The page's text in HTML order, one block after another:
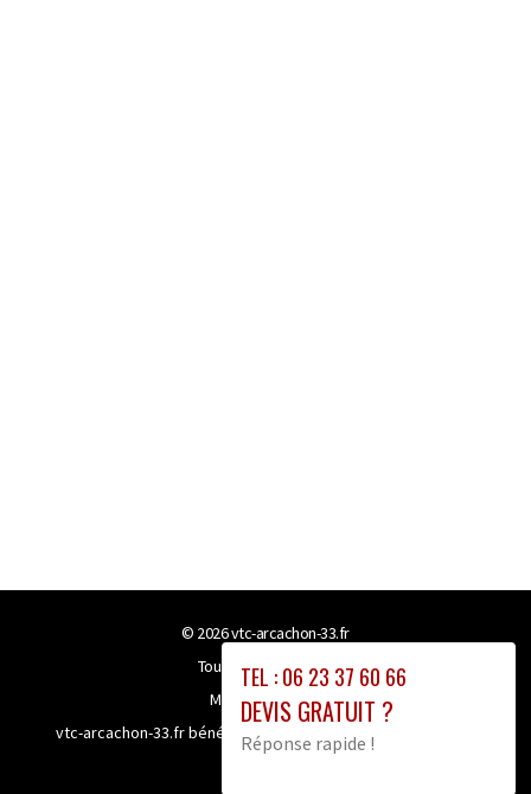
TEL : 06 23 37 60 66
DEVIS GRATUIT ?
Réponse rapide !
© 2026vtc-arcachon-33.fr
Tous droits réservés
Mentions légales
vtc-arcachon-33.fr bénéficie de la technologie